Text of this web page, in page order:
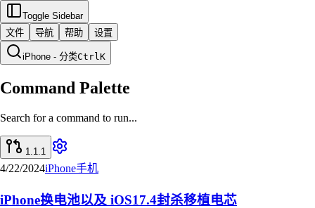
Toggle Sidebar
文件
导航 帮助 设置
iPhone - 分类CtrlK
Command Palette
Search for a command to run...
1.1.1
4/22/2024iPhone手机
iPhone换电池以及 iOS17.4封杀移植电芯